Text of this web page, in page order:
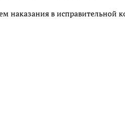
наказания в исправительной